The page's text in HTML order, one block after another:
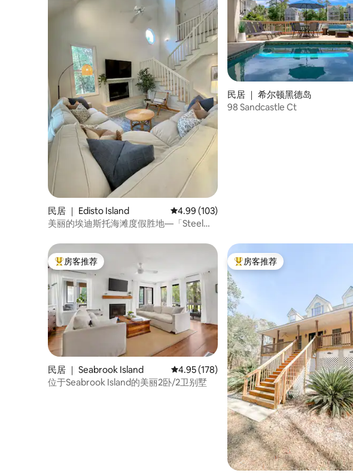
民居 ｜ Edisto Island 平均评分 4.99 分（满分 5 分），共 103 条评价
4.99 (103)
美丽的埃迪斯托海滩度假胜地—「Steel
民居 ｜ 希尔顿黑德岛
98 Sandcastle Ct
热门「房客推荐」
房客推荐
民居 ｜ Seabrook Island 平均评分 4.95 分（满分 5 分），共 178 条评价
4.95 (178)
位于Seabrook Island的美丽2卧/2卫别墅
热门「房客推荐」
房客推荐